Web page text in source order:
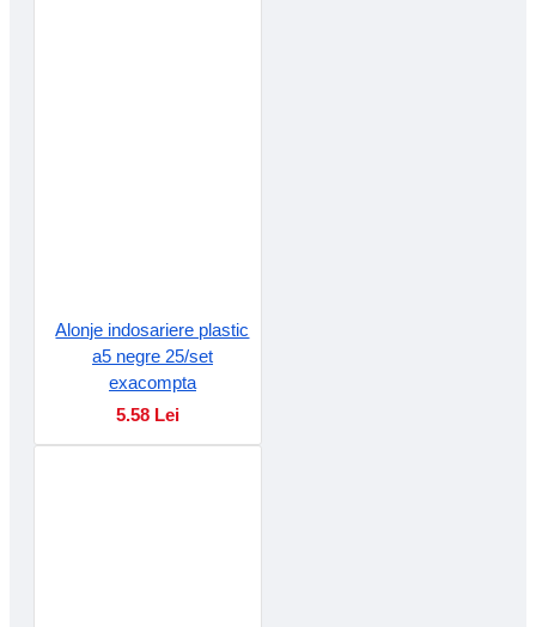
Alonje indosariere plastic
a5 negre 25/set
exacompta
5.58 Lei